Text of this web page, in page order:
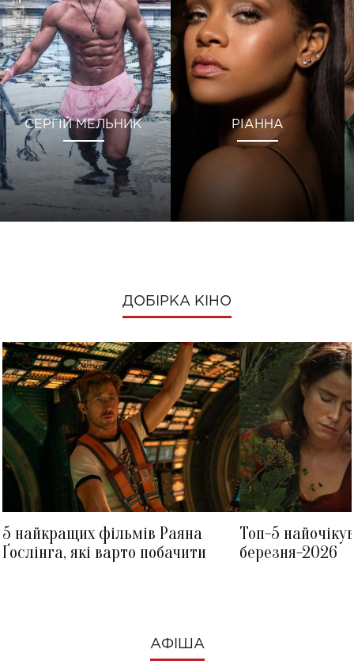
СЕРГІЙ МЕЛЬНИК РІАННА
ДОБІРКА КІНО
5 найкращих фільмів Раяна
Ґослінга, які варто побачити
Топ-5
березня-2026
АФІША